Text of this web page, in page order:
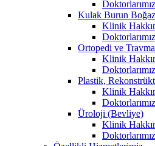
Doktorlarımız
Kulak Burun Boğaz
Klinik
Doktorlarımız
Ortopedi ve
Klinik
Doktorlarımız
Plastik,
Klinik
Doktorlarımız
Üroloji (Bevliye)
Klinik
Doktorlarımız